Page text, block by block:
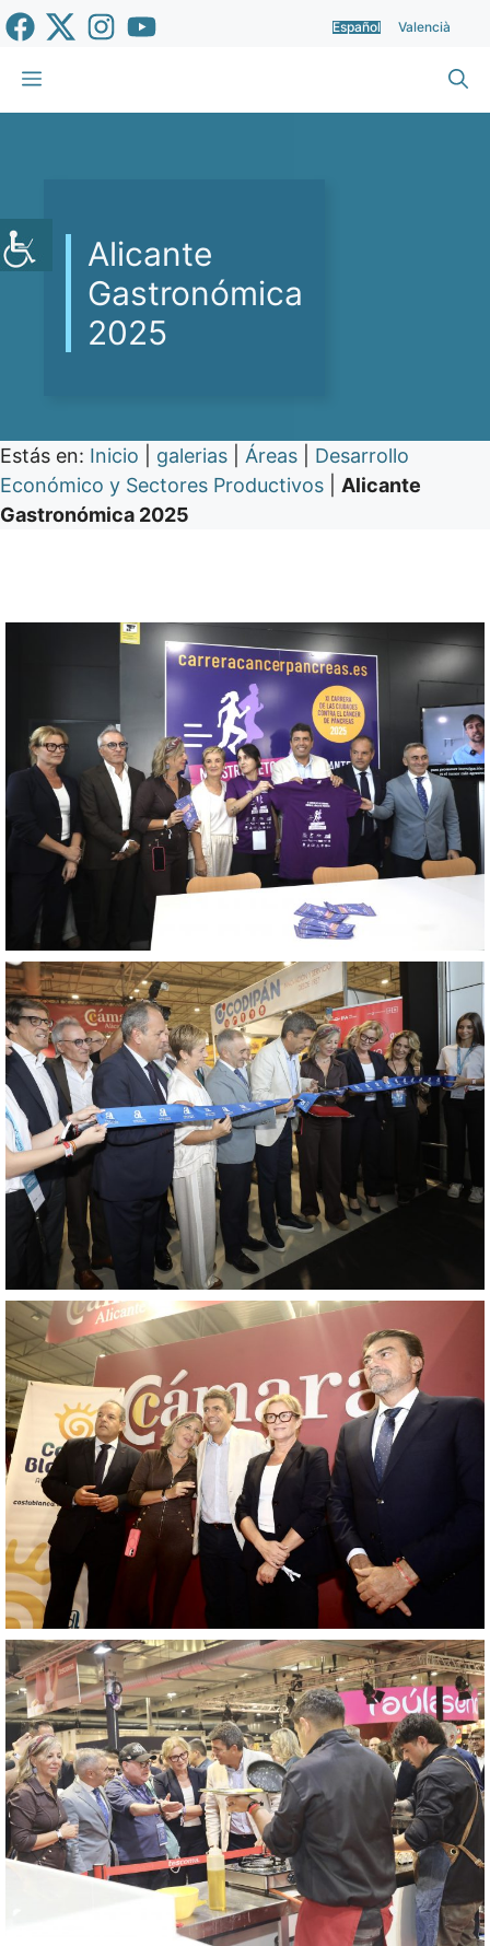
Saltar
al
contenido
Español Valencià
Menú
Alicante
Gastronómica
2025
Estás en: Inicio galerias Áreas
Desarrollo
Económico y Sectores Productivos
Alicante
Gastronómica 2025